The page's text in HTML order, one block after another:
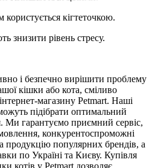
користується кігтеточкою.
знизити рівень стресу.
і безпечно вирішити проблему
кішки або кота, сміливо
магазину Petmart. Наші
підібрати оптимальний
Ми гарантуємо приємний сервіс,
конкурентоспроможні
продукцію популярних брендів, а
по Україні та Києву. Купівля